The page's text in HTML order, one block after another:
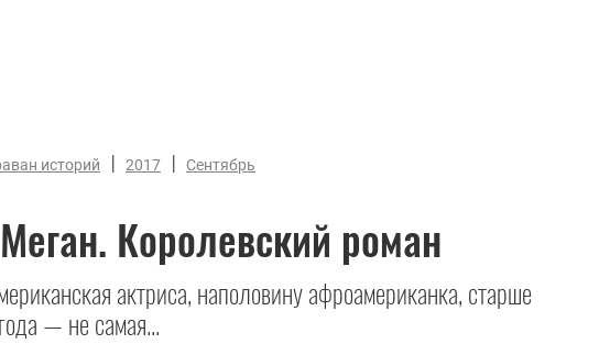
историй | 2017 | Сентябрь
Королевский роман
актриса, наполовину афроамериканка, старше
— не самая...